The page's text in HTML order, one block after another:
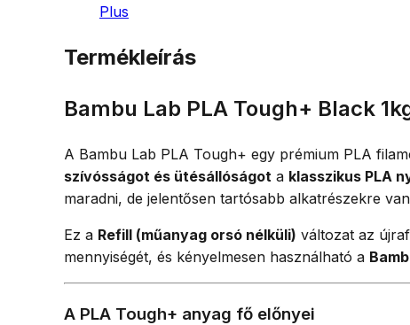
Plus
Termékleírás
Bambu Lab PLA Tough+ Black
A Bambu Lab PLA Tough+ egy prémium PLA
szívósságot és ütésállóságot a klasszikus PLA
maradni, de jelentősen tartósabb alkatrészekre
Ez a Refill (műanyag orsó nélküli) változat az
mennyiségét, és kényelmesen használható a
A PLA Tough+ anyag fő előnyei